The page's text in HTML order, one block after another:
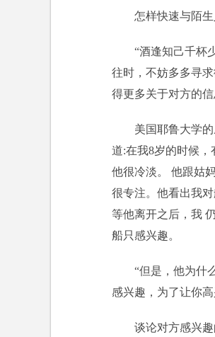
怎样快速与陌
“酒逢知己千杯
往时，不妨多多寻
得更多关于对方的
美国耶鲁大学
道:在我8岁的时候
他很冷淡。 他跟姑
很专注。他看出我
等他离开之后，我
船只感兴趣。
“但是，他为什
感兴趣，为了让你
谈论对方感兴